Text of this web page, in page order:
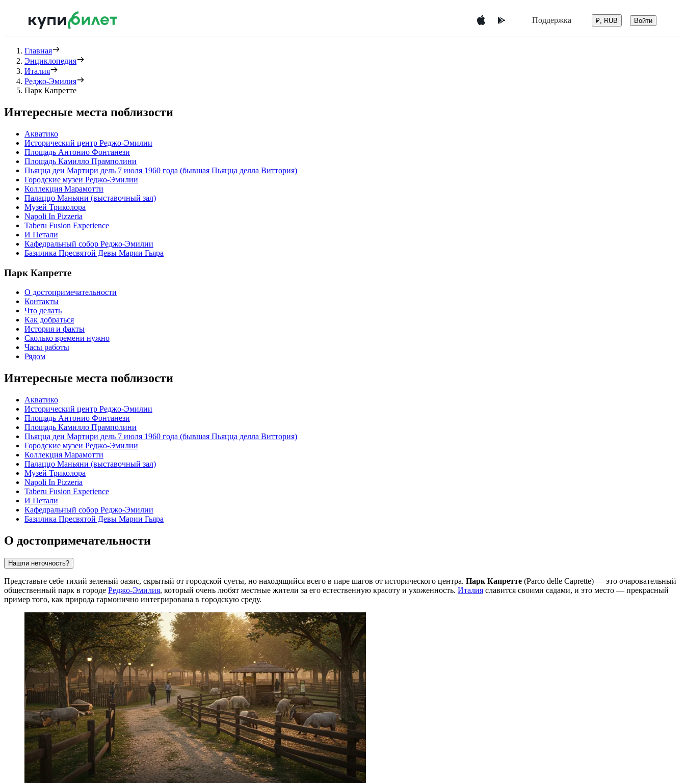
Поддержка ₽, RUB Войти
Главная
Энциклопедия
Италия
Реджо-Эмилия
Парк Капретте
Интересные места поблизости
Акватико
Исторический центр Реджо-Эмилии
Площадь Антонио Фонтанези
Площадь Камилло Прамполини
Пьяцца деи Мартири дель 7 июля 1960 года (бывшая Пьяцца делла Виттория)
Городские музеи Реджо-Эмилии
Коллекция Марамотти
Палаццо Маньяни (выставочный зал)
Музей Триколора
Napoli In Pizzeria
Taberu Fusion Experience
И Петали
Кафедральный собор Реджо-Эмилии
Базилика Пресвятой Девы Марии Гьяра
Парк Капретте
О достопримечательности
Контакты
Что делать
Как добраться
История и факты
Сколько времени нужно
Часы работы
Рядом
Интересные места поблизости
Акватико
Исторический центр Реджо-Эмилии
Площадь Антонио Фонтанези
Площадь Камилло Прамполини
Пьяцца деи Мартири дель 7 июля 1960 года (бывшая Пьяцца делла Виттория)
Городские музеи Реджо-Эмилии
Коллекция Марамотти
Палаццо Маньяни (выставочный зал)
Музей Триколора
Napoli In Pizzeria
Taberu Fusion Experience
И Петали
Кафедральный собор Реджо-Эмилии
Базилика Пресвятой Девы Марии Гьяра
О достопримечательности
Нашли неточность?
Представьте себе тихий зеленый оазис, скрытый от городской суеты, но находящийся всего в паре шагов от исторического центра. Парк Капретте (Parco delle Caprette) — это очаровательный
общественный парк в городе Реджо-Эмилия, который очень любят местные жители за его естественную красоту и ухоженность. Италия славится своими садами, и это место — прекрасный
пример того, как природа гармонично интегрирована в городскую среду.